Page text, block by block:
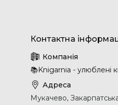
📚Knigarnia - улюблені
Мукачево,